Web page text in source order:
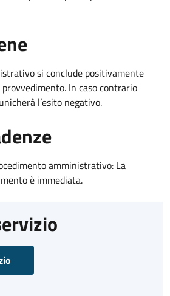
si conclude positivamente
provvedimento. In caso contrario
l’esito negativo.
amministrativo: La
è immediata.